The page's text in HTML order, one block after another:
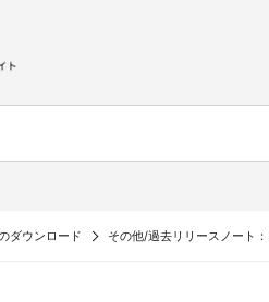
ダウンロード その他/過去リリースノート